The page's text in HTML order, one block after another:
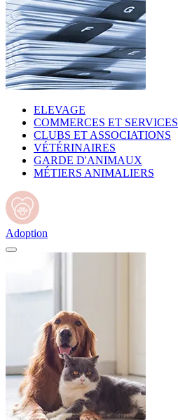
ELEVAGE
COMMERCES ET SERVICES
CLUBS ET ASSOCIATIONS
VÉTÉRINAIRES
GARDE D'ANIMAUX
MÉTIERS ANIMALIERS
Adoption